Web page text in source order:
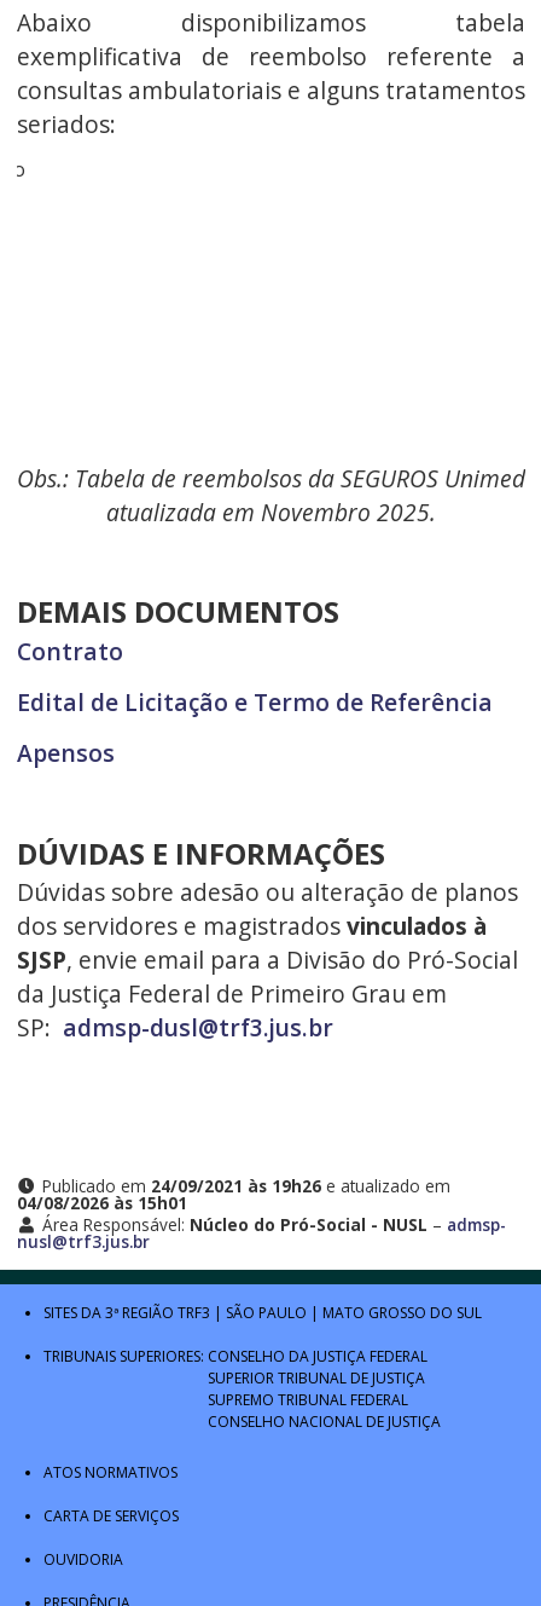
Abaixo disponibilizamos tabela
exemplificativa de reembolso referente a
consultas ambulatoriais e alguns tratamentos
seriados:
Obs.: Tabela de reembolsos da SEGUROS Unimed
atualizada em Novembro 2025.
DEMAIS DOCUMENTOS
Contrato
Edital de Licitação e Termo de Referência
Apensos
DÚVIDAS E INFORMAÇÕES
Dúvidas sobre adesão ou alteração de planos
dos servidores e magistradosvinculados à
SJSP, envie email para a Divisão do Pró-Social
da Justiça Federal de Primeiro Grau em
SP: admsp-dusl@trf3.jus.br
Publicado em 24/09/2021 às 19h26e atualizado em
04/08/2026 às 15h01
Área Responsável: Núcleo do Pró-Social - NUSL – admsp-
nusl@trf3.jus.br
SITES DA 3ª REGIÃO TRF3 | SÃO PAULO | MATO GROSSO DO SUL
TRIBUNAIS SUPERIORES: CONSELHO DA JUSTIÇA FEDERAL
SUPERIOR TRIBUNAL DE JUSTIÇA
SUPREMO TRIBUNAL FEDERAL
CONSELHO NACIONAL DE JUSTIÇA
ATOS NORMATIVOS
CARTA DE SERVIÇOS
OUVIDORIA